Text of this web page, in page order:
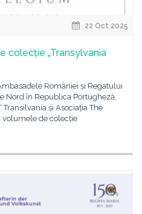
22 Oct 2025
colecție „Transylvania
României și Regatului
Nord în Republica Portugheză,
și Asociația The
volumele de colecție